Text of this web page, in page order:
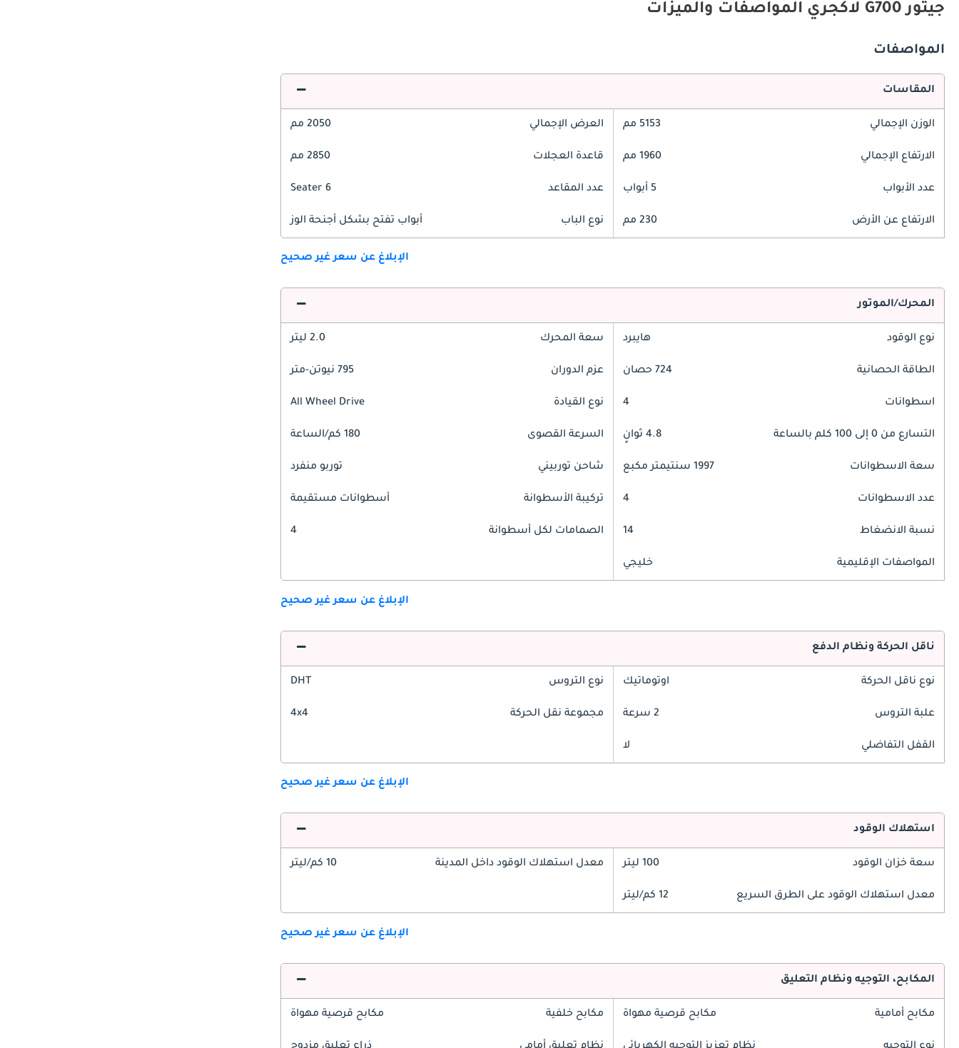
جيتور G700 لاكجري المواصفات والميزات
المواصفات
المقاسات
الوزن الإجمالي 5153 مم العرض الإجمالي 2050 مم
الارتفاع الإجمالي 1960 مم قاعدة العجلات 2850 مم
عدد الأبواب 5 أبواب عدد المقاعد 6 Seater
الارتفاع عن الأرض 230 مم نوع الباب أبواب تفتح بشكل أجنحة الوز
الإبلاغ عن سعر غير صحيح
المحرك/الموتور
نوع الوقود هايبرد سعة المحرك 2.0 ليتر
الطاقة الحصانية 724 حصان عزم الدوران 795 نيوتن-متر
اسطوانات 4 نوع القيادة All Wheel Drive
التسارع من 0 إلى 100 كلم بالساعة 4.8 ثوانٍ السرعة القصوى 180 كم/الساعة
سعة الاسطوانات 1997 سنتيمتر مكبع شاحن توربيني توربو منفرد
عدد الاسطوانات 4 تركيبة الأسطوانة أسطوانات مستقيمة
نسبة الانضغاط 14 الصمامات لكل أسطوانة 4
المواصفات الإقليمية خليجي
الإبلاغ عن سعر غير صحيح
ناقل الحركة ونظام الدفع
نوع ناقل الحركة اوتوماتيك نوع التروس DHT
علبة التروس 2 سرعة مجموعة نقل الحركة 4x4
القفل التفاضلي لا
الإبلاغ عن سعر غير صحيح
استهلاك الوقود
سعة خزان الوقود 100 ليتر معدل استهلاك الوقود داخل المدينة 10 كم/ليتر
معدل استهلاك الوقود على الطرق السريع 12 كم/ليتر
الإبلاغ عن سعر غير صحيح
المكابح، التوجيه ونظام التعليق
مكابح أمامية مكابح قرصية مهواة مكابح خلفية مكابح قرصية مهواة